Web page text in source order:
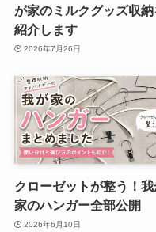
が家のミルクグッズ収納
紹介します
2026年7月26日
クローゼットが整う！我
家のハンガー全部公開
2026年6月10日